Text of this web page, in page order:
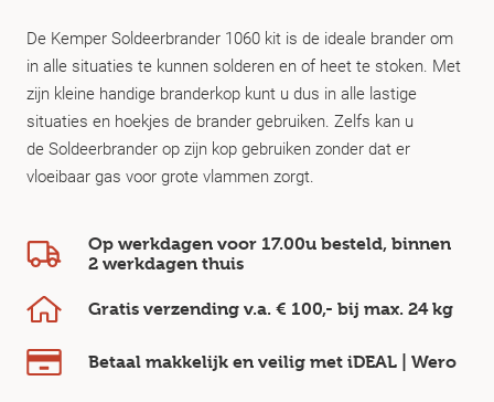
De Kemper Soldeerbrander 1060 kit is de ideale brander om
in alle situaties te kunnen solderen en of heet te stoken. Met
zijn kleine handige branderkop kunt u dus in alle lastige
situaties en hoekjes de brander gebruiken. Zelfs kan u
de Soldeerbrander op zijn kop gebruiken zonder dat er
vloeibaar gas voor grote vlammen zorgt.
Op werkdagen voor 17.00u besteld, binnen
2 werkdagen thuis
Gratis verzending v.a. € 100,- bij max. 24 kg
Betaal makkelijk en veilig met iDEAL | Wero